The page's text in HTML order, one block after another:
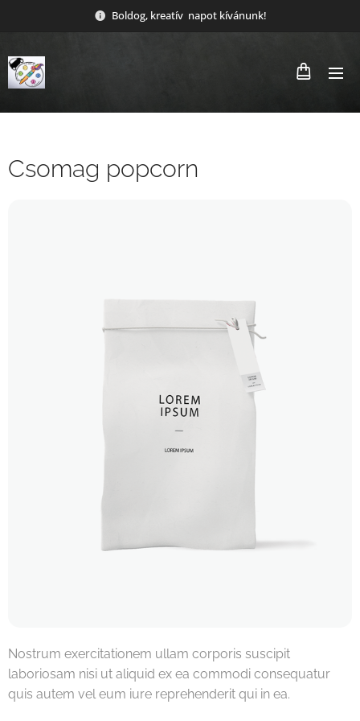
Boldog, kreatív napot kívánunk!
Csomag popcorn
Nostrum exercitationem ullam corporis suscipit
laboriosam nisi ut aliquid ex ea commodi consequatur
quis autem vel eum iure reprehenderit qui in ea.